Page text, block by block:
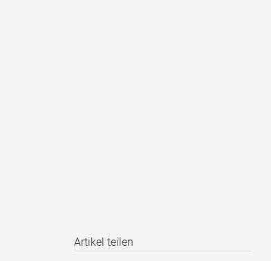
Artikel teilen